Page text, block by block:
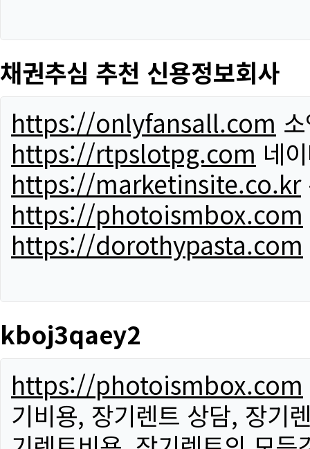
채권추심 추천 신용정보회사
https://onlyfansall.com
https://rtpslotpg.com 네
https://marketinsite.co.kr
https://photoismbox.com
https://dorothypasta.com
kboj3qaey2
https://photoismbox.com
기비용, 장기렌트 상담, 장기